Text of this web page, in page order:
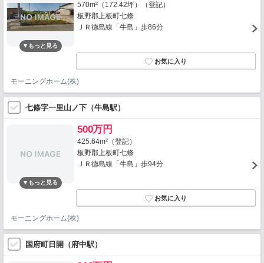
570m²（172.42坪）（登記）
板野郡上板町七條
ＪＲ徳島線「牛島」歩86分
モーニングホーム(株)
七條字一里山ノ下（牛島駅）
500万円
425.64m²（登記）
板野郡上板町七條
ＪＲ徳島線「牛島」歩94分
モーニングホーム(株)
国府町日開（府中駅）